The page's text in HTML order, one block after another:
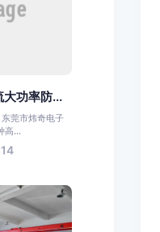
大功率防...
莞市炜奇电子
高...